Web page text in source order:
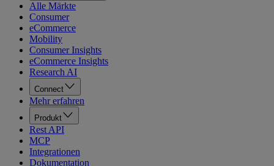
Alle Märkte
Consumer
eCommerce
Mobility
Consumer Insights
eCommerce Insights
Research AI
Connect
Mehr erfahren
Produkt
Rest API
MCP
Integrationen
Dokumentation